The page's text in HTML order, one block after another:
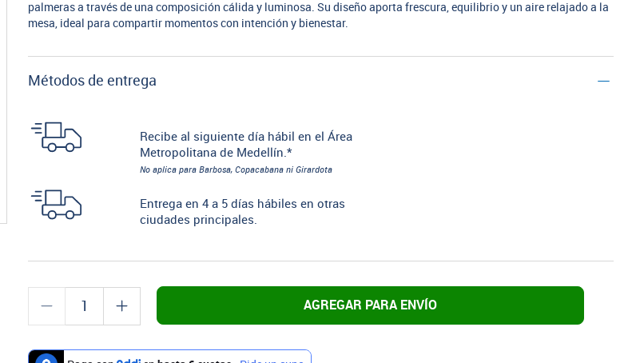
palmeras a través de una composición cálida y luminosa. Su diseño aporta frescura, equilibrio y un aire relajado a la
mesa, ideal para compartir momentos con intención y bienestar.
Métodos de entrega
Recibe al siguiente día hábil en el Área
Metropolitana de Medellín.*
No aplica para Barbosa, Copacabana ni Girardota
Entrega en 4 a 5 días hábiles en otras
ciudades principales.
AGREGAR PARA ENVÍO